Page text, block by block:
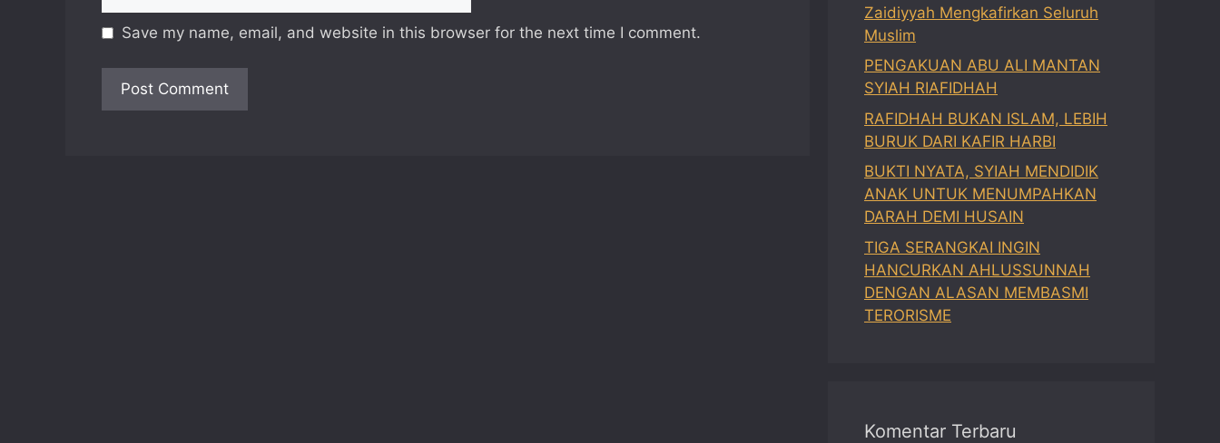
Save my name, email, and website in this browser for the next time I comment.
Zaidiyyah Mengkafirkan Seluruh
Muslim
PENGAKUAN ABU ALI MANTAN
SYIAH RIAFIDHAH
RAFIDHAH BUKAN ISLAM, LEBIH
BURUK DARI KAFIR HARBI
BUKTI NYATA, SYIAH MENDIDIK
ANAK UNTUK MENUMPAHKAN
DARAH DEMI HUSAIN
TIGA SERANGKAI INGIN
HANCURKAN AHLUSSUNNAH
DENGAN ALASAN MEMBASMI
TERORISME
Komentar Terbaru